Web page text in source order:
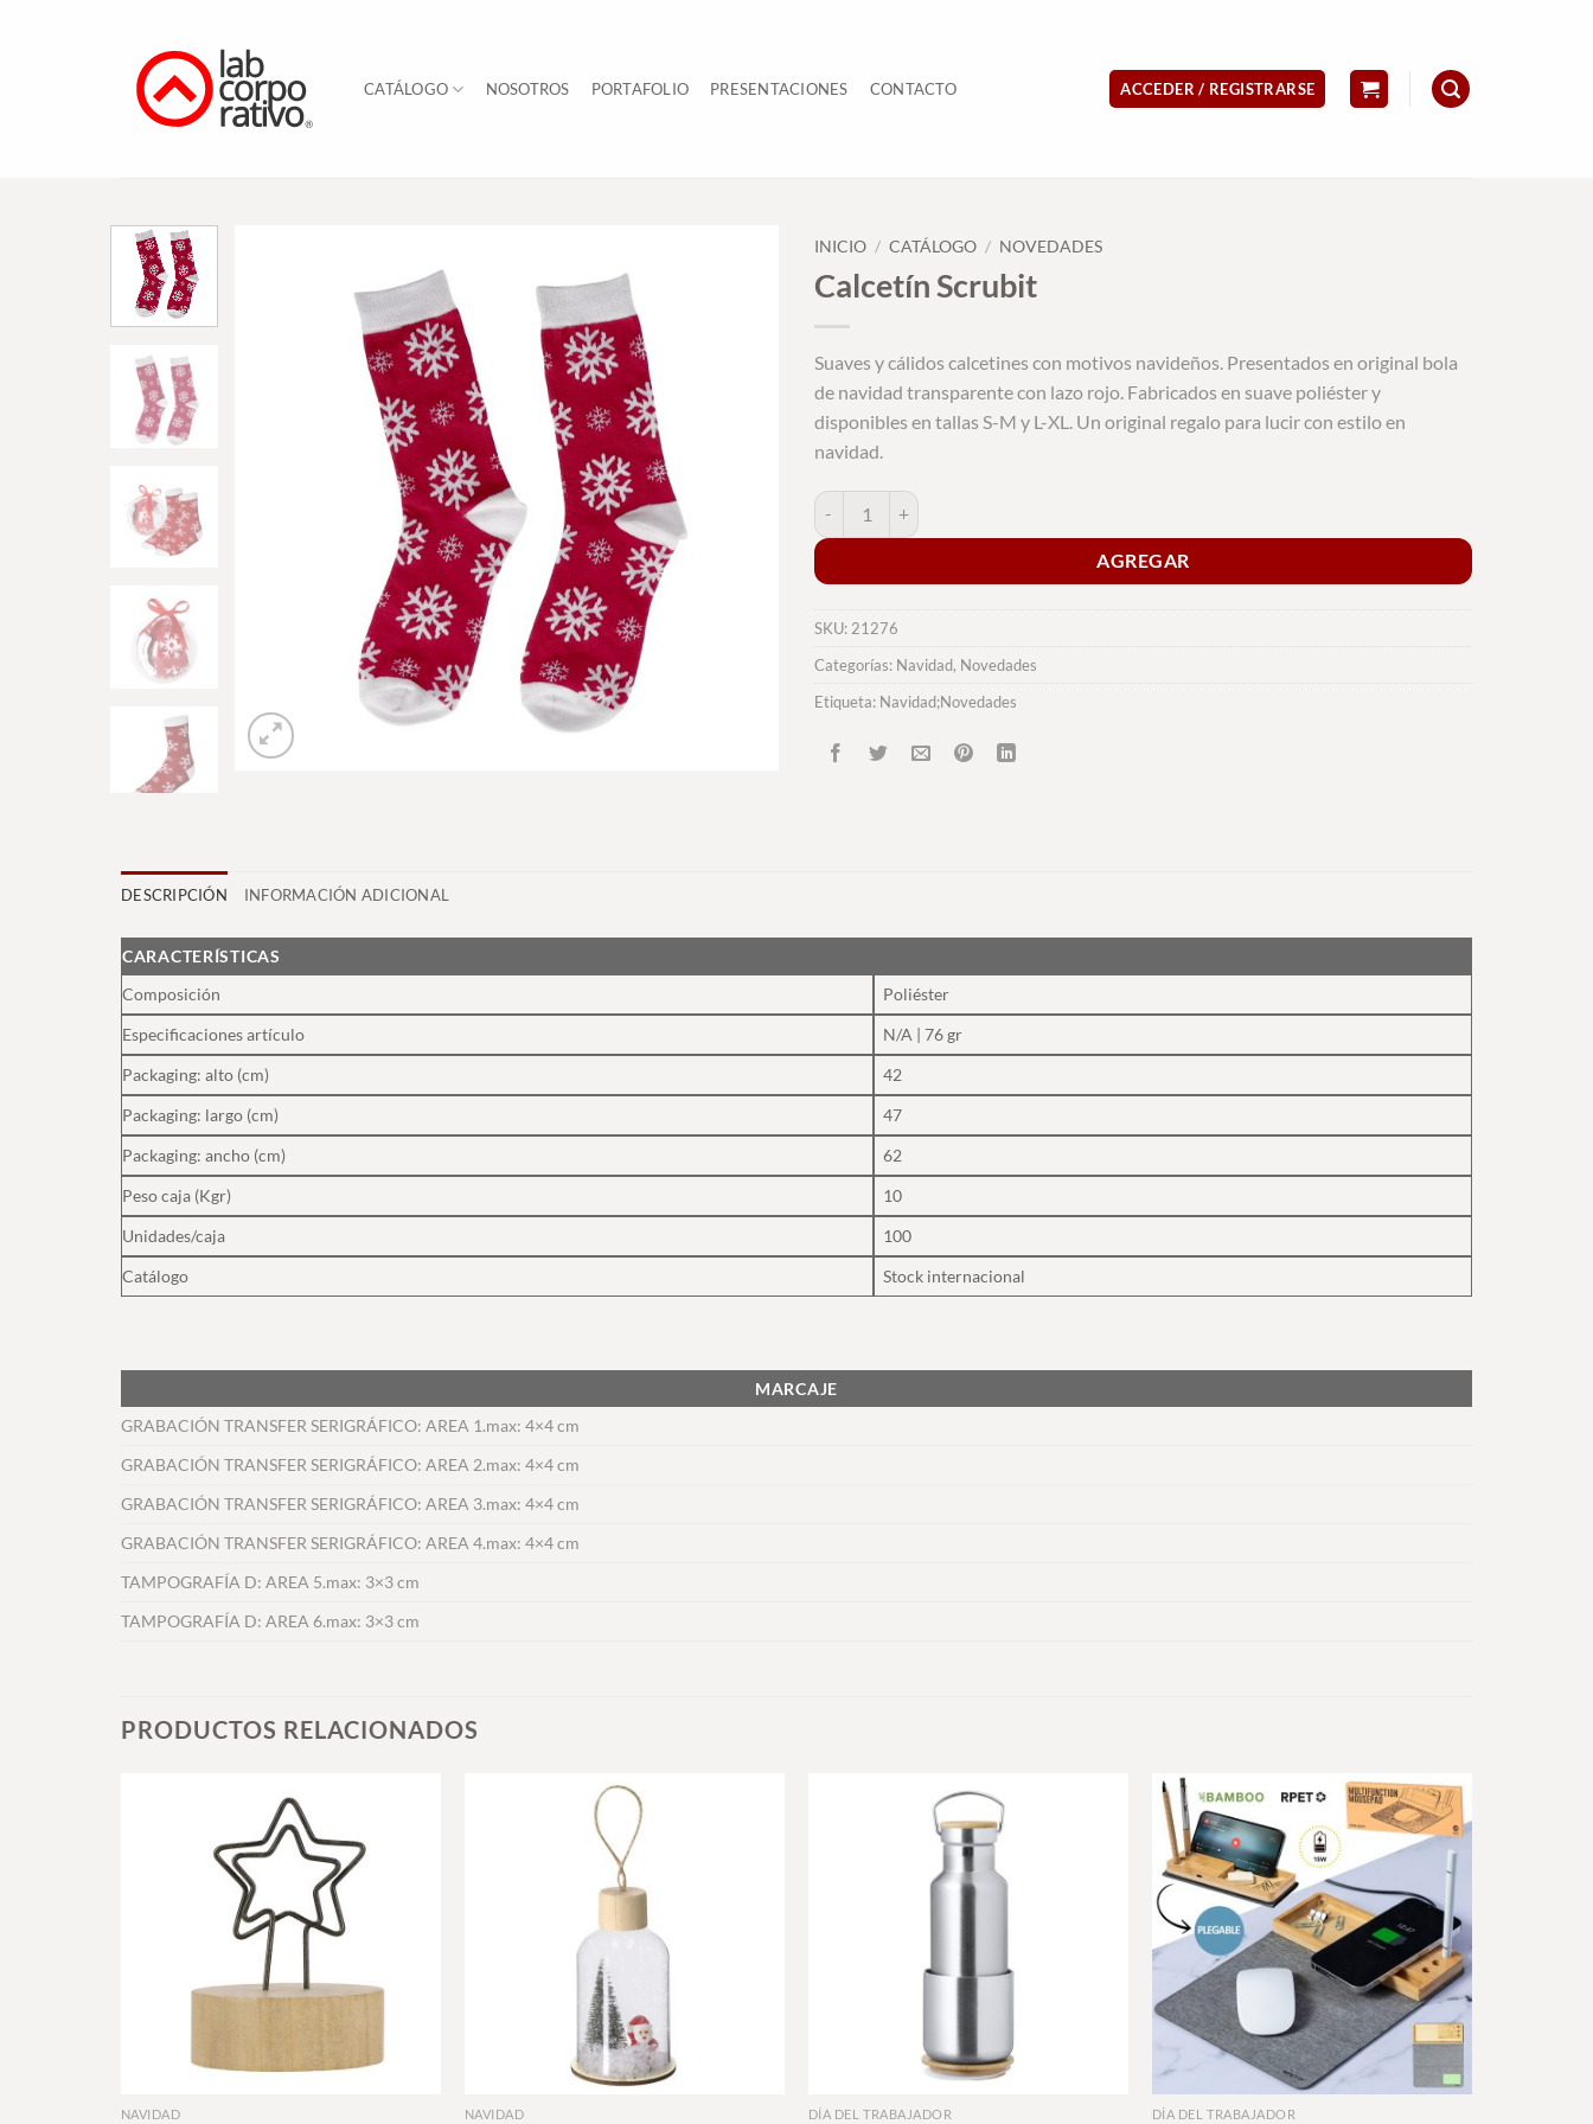
CATÁLOGO NOSOTROS PORTAFOLIO PRESENTACIONES CONTACTO ACCEDER / REGISTRARSE
INICIO / CATÁLOGO / NOVEDADES
Calcetín Scrubit
Suaves y cálidos calcetines con motivos navideños. Presentados en original bola
de navidad transparente con lazo rojo. Fabricados en suave poliéster y
disponibles en tallas S-M y L-XL. Un original regalo para lucir con estilo en
navidad.
Calcetín Scrubit cantidad
AGREGAR
SKU: 21276
Categorías: Navidad, Novedades
Etiqueta: Navidad;Novedades
DESCRIPCIÓN INFORMACIÓN ADICIONAL
CARACTERÍSTICAS
Composición
Poliéster
Especificaciones artículo
N/A | 76 gr
Packaging: alto (cm)
42
Packaging: largo (cm)
47
Packaging: ancho (cm)
62
Peso caja (Kgr)
10
Unidades/caja
100
Catálogo
Stock internacional
MARCAJE
GRABACIÓN TRANSFER SERIGRÁFICO: AREA 1.max: 4×4 cm
GRABACIÓN TRANSFER SERIGRÁFICO: AREA 2.max: 4×4 cm
GRABACIÓN TRANSFER SERIGRÁFICO: AREA 3.max: 4×4 cm
GRABACIÓN TRANSFER SERIGRÁFICO: AREA 4.max: 4×4 cm
TAMPOGRAFÍA D: AREA 5.max: 3×3 cm
TAMPOGRAFÍA D: AREA 6.max: 3×3 cm
PRODUCTOS RELACIONADOS
NAVIDAD NAVIDAD DÍA DEL TRABAJADOR DÍA DEL TRABAJADOR